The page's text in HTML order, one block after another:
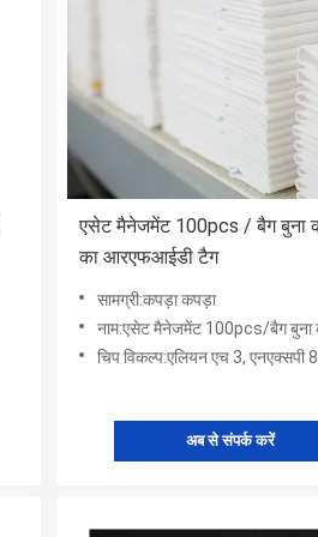
एसेट मैनेजमेंट 100pcs / बैग बुना
का आरएफआईडी टैग
सामग्री:कपड़ा कपड़ा
नाम:एसेट मैनेजमेंट 100pcs/बैग बुना कपड़े धोने के
चिप विकल्प:एलियन एच 3, एनएक्सपी 8
अब से संपर्क करें